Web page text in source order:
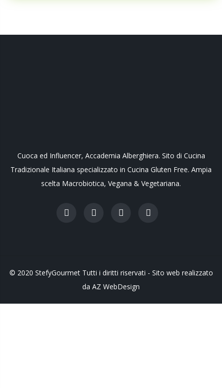
Cuoca ed Influencer, Accademia Alberghiera. Sito di Cucina
Tradizionale Italiana specializzato in Cucina Gluten Free. Ampia
scelta Macrobiotica, Vegana & Vegetariana.
© 2020 StefyGourmet Tutti i diritti riservati - Sito web realizzato
da AZ WebDesign